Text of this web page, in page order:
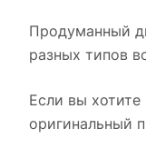
Продуманный
разных типов
Если вы хотите
оригинальный